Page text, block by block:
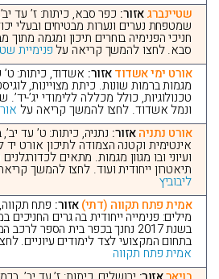
שטיינברגאזור: כפר סבא, כיתות: ז’ עד
שמטפחת נערים ונערות מבטיחים ובעלי
חניכי הפנימיה בוחרים תיכון ומגמה מתוך
סבא. לחצו להמשך קריאה עלפנימיית
אורט ימי אשדודאזור: אשדוד, כיתות: ט’
מגמות ברמות שונות. כיתת מצויינות,
טכנולוגיות, כולל מכללה ללימודי יג’-
ונמל אשדוד. לחצו להמשך קריאה על
אורט נתניהאזור: נתניה, כיתות: ט’ עד
אינטימית וקטנה הצמודה לתיכון אורט יד
ועיוני ובו מגוון מגמות. מתאים
תיאטרון ייחודית ועוד. לחצו להמשך
ליבוביץ
אמית פתח תקווה (דתי)אזור: פתח
מילים: פנימייה ייחודית בה גרים
בשנת 2017 נחנך בכפר בית הספר
בתחום המקצועי לצד לימודים עיוניים.
אמית פתח תקווה